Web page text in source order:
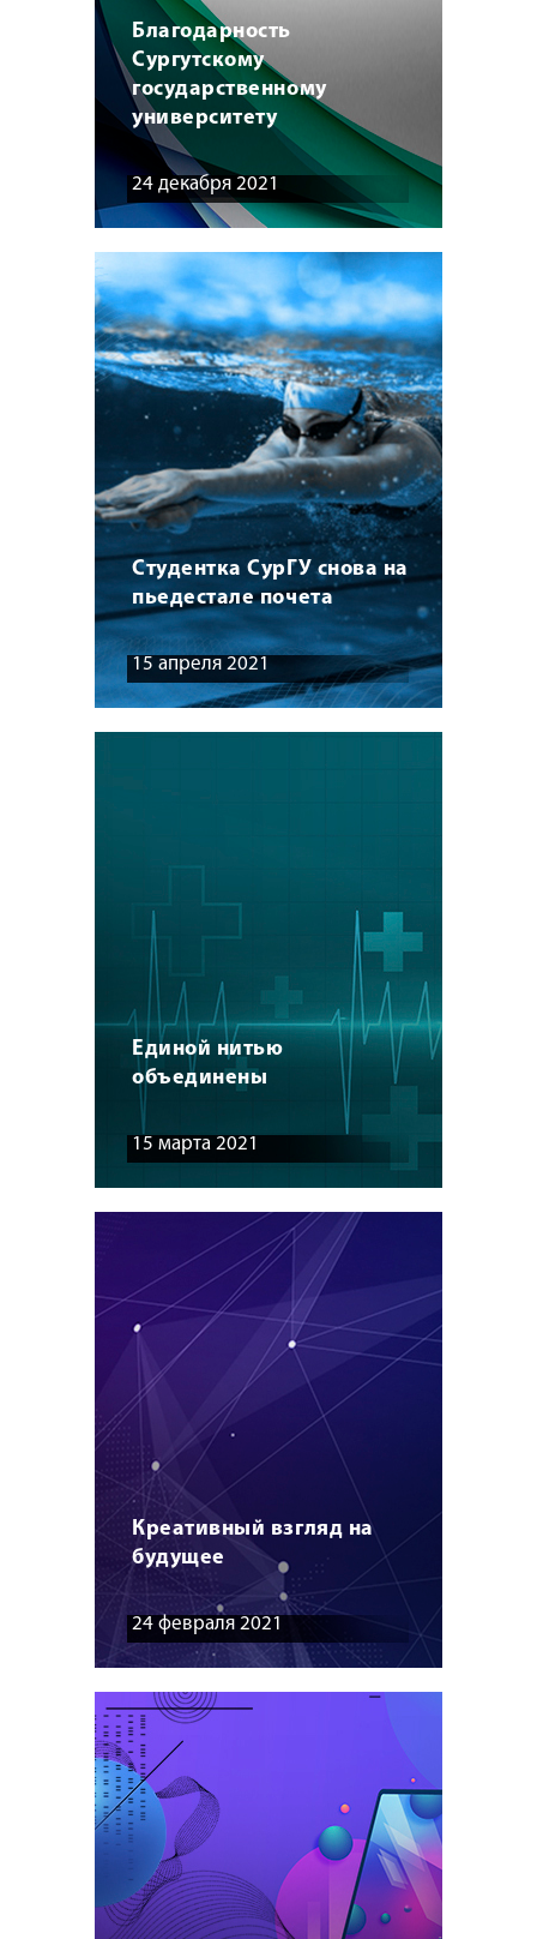
Благодарность
Сургутскому
государственному
университету
24 декабря 2021
Студентка СурГУ снова на
пьедестале почета
15 апреля 2021
Единой нитью
объединены
15 марта 2021
Креативный взгляд на
будущее
24 февраля 2021